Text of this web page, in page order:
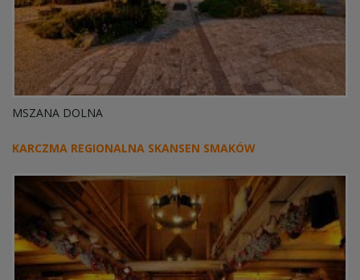
MSZANA DOLNA
KARCZMA REGIONALNA SKANSEN SMAKÓW